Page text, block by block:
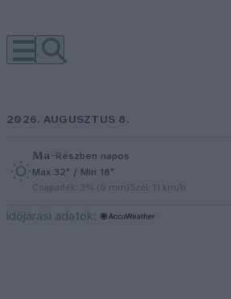
2026. AUGUSZTUS 8.
Ma–Részben napos
Max 32° / Min 18°
Csapadék: 3% (0 mm)Szél: 11 km/h
időjárási adatok: